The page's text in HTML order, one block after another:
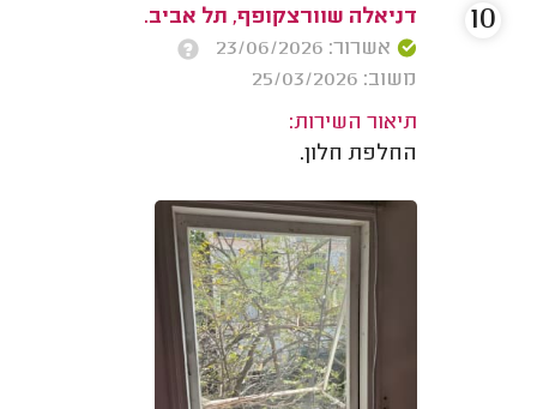
דניאלה שוורצקופף, תל אביב.
אשרור: 23/06/2026
משוב: 25/03/2026
תיאור השירות:
החלפת חלון.
10